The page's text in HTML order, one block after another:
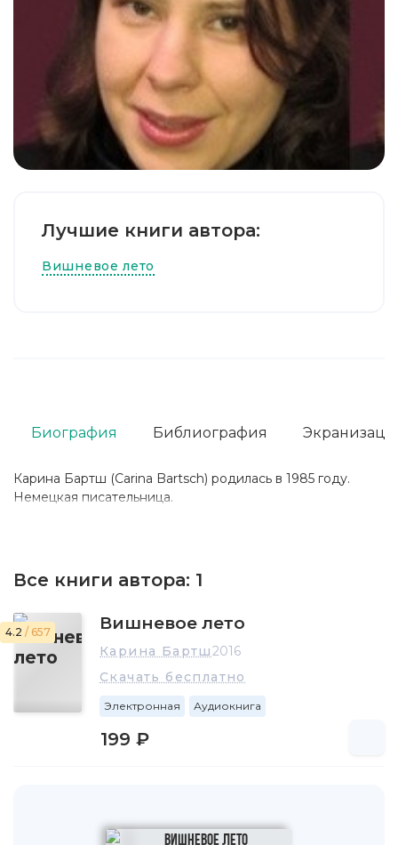
Лучшие книги автора:
Вишневое лето
Карина Бартш (Carina Bartsch) родилась в 1985 году.
Немецкая писательница.
Биография Библиография
Все книги автора: 1
4.2 / 657 Вишневое лето
Карина Бартш2016
Скачать бесплатно
Электронная Аудиокнига
199 ₽